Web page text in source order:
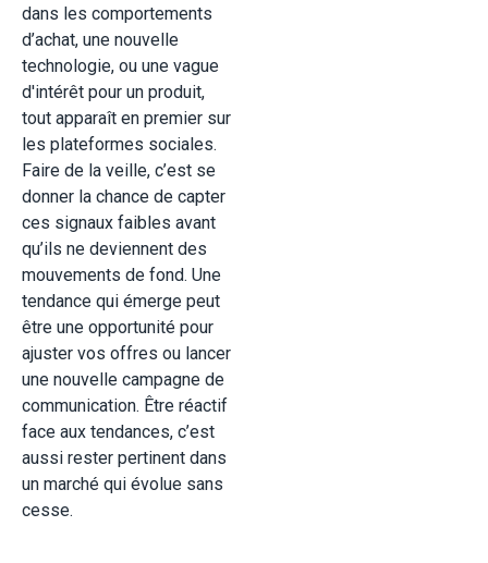
dans les comportements
d’achat, une nouvelle
technologie, ou une vague
d'intérêt pour un produit,
tout apparaît en premier sur
les plateformes sociales.
Faire de la veille, c’est se
donner la chance de capter
ces signaux faibles avant
qu’ils ne deviennent des
mouvements de fond. Une
tendance qui émerge peut
être une opportunité pour
ajuster vos offres ou lancer
une nouvelle campagne de
communication. Être réactif
face aux tendances, c’est
aussi rester pertinent dans
un marché qui évolue sans
cesse.